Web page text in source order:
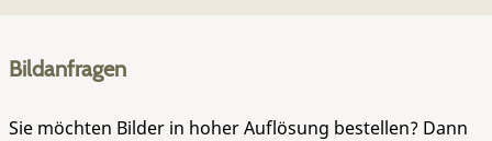
Bildanfragen
Sie möchten Bilder in hoher Auflösung bestellen? Dann